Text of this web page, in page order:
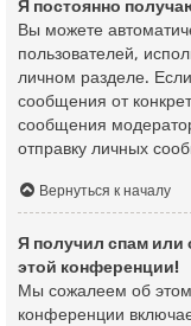
Я постоянно
Вы можете
пользователей,
личном разделе.
сообщения от
сообщения
отправку личных
Вернуться к началу
Я получил спам или
этой конференции!
Мы сожалеем об
конференции